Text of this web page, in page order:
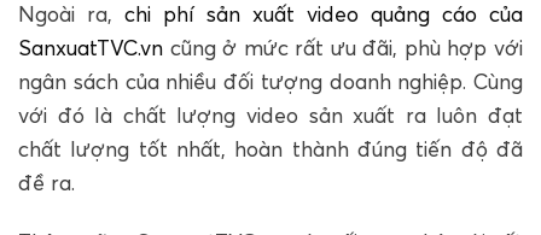
Ngoài ra, chi phí sản xuất video quảng cáo của
SanxuatTVC.vn cũng ở mức rất ưu đãi, phù hợp với
ngân sách của nhiều đối tượng doanh nghiệp. Cùng
với đó là chất lượng video sản xuất ra luôn đạt
chất lượng tốt nhất, hoàn thành đúng tiến độ đã
đề ra.